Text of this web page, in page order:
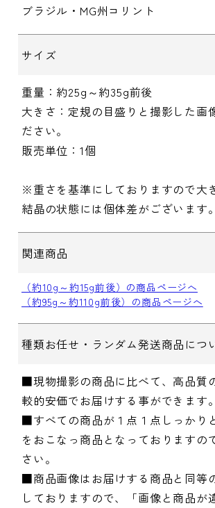
ブラジル・MG州コリント
サイズ
重量：約25g～約35g前後
大きさ：定規の目盛りと撮影した画
ださい。
販売単位：1個
※重さを基準にしておりますので大
結晶の状態には個体差がございます。
関連商品
（約10g～約15g前後）の商品ページへ
（約95g～約110g前後）の商品ページへ
種類お任せ・ランダム発送商品につ
■現物撮影の商品に比べて、高品質
較的安価でお届けする事ができます。
■すべての商品が１点１点しっかり
をおこなっ商品となっておりますの
さい。
■商品画像はお届けする商品と同等
しておりますので、「画像と商品が